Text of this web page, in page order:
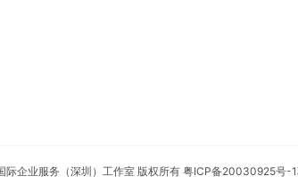
企业服务（深圳）工作室 版权所有 粤ICP备20030925号-1